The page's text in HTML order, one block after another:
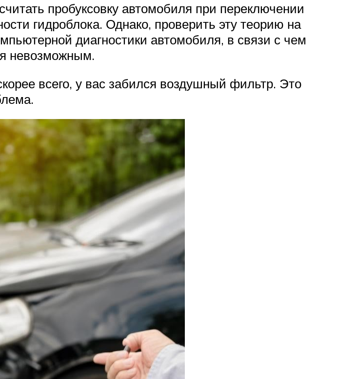
пробуксовку автомобиля при переключении
гидроблока. Однако, проверить эту теорию на
диагностики автомобиля, в связи с чем
невозможным.
всего, у вас забился воздушный фильтр. Это